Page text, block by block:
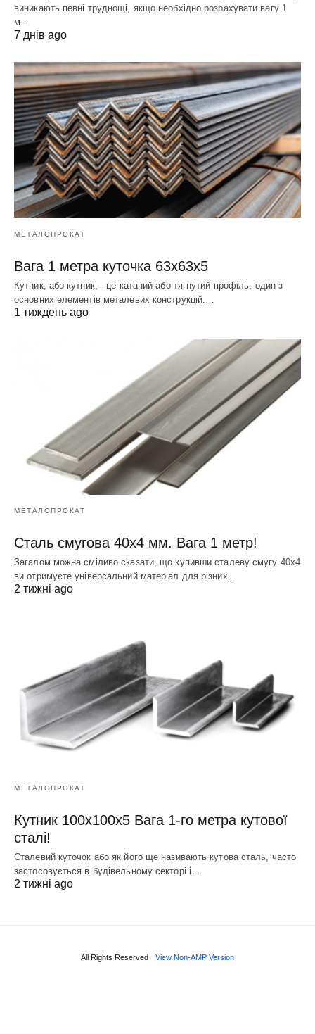
виникають певні труднощі, якщо необхідно розрахувати вагу 1
м…
7 днів ago
МЕТАЛОПРОКАТ
Вага 1 метра куточка 63х63х5
Кутник, або кутник, - це катаний або тягнутий профіль, один з
основних елементів металевих конструкцій.…
1 тиждень ago
МЕТАЛОПРОКАТ
Сталь смугова 40х4 мм. Вага 1 метр!
Загалом можна сміливо сказати, що купивши сталеву смугу 40х4
ви отримуєте універсальний матеріал для різних…
2 тижні ago
МЕТАЛОПРОКАТ
Кутник 100х100х5 Вага 1-го метра кутової
сталі!
Сталевий куточок або як його ще називають кутова сталь, часто
застосовується в будівельному секторі і…
2 тижні ago
All Rights Reserved View Non-AMP Version